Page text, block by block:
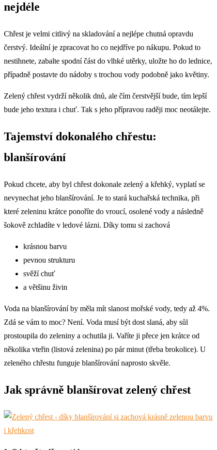
nejdéle
Chřest je velmi citlivý na skladování a nejlépe chutná opravdu
čerstvý. Ideální je zpracovat ho co nejdříve po nákupu. Pokud to
nestihnete, zabalte spodní část do vlhké utěrky, uložte ho do lednice,
případně postavte do nádoby s trochou vody podobně jako květiny.
Zelený chřest vydrží několik dnů, ale čím čerstvější bude, tím lepší
bude jeho textura i chuť. Tak s jeho přípravou raději moc neotálejte.
Tajemství dokonalého chřestu:
blanšírování
Pokud chcete, aby byl chřest dokonale zelený a křehký, vyplatí se
nevynechat jeho blanšírování. Je to stará kuchařská technika, při
které zeleninu krátce ponoříte do vroucí, osolené vody a následně
šokově zchladíte v ledové lázni. Díky tomu si zachová
krásnou barvu
pevnou strukturu
svěží chuť
a většinu živin
Voda na blanšírování by měla mít slanost mořské vody, tedy až 4%.
Zdá se vám to moc? Není. Voda musí být dost slaná, aby sůl
prostoupila do zeleniny a ochutila ji. Vaříte ji přece jen krátce od
několika vteřin (listová zelenina) po pár minut (třeba brokolice). U
zeleného chřestu funguje blanšírování naprosto skvěle.
Jak správně blanšírovat zelený chřest